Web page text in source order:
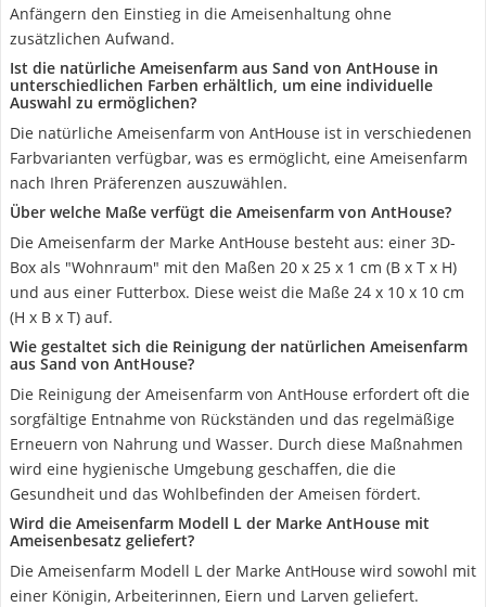
Anfängern den Einstieg in die Ameisenhaltung ohne
zusätzlichen Aufwand.
Ist die natürliche Ameisenfarm aus Sand von AntHouse in
unterschiedlichen Farben erhältlich, um eine individuelle
Auswahl zu ermöglichen?
Die natürliche Ameisenfarm von AntHouse ist in verschiedenen
Farbvarianten verfügbar, was es ermöglicht, eine Ameisenfarm
nach Ihren Präferenzen auszuwählen.
Über welche Maße verfügt die Ameisenfarm von AntHouse?
Die Ameisenfarm der Marke AntHouse besteht aus: einer 3D-
Box als "Wohnraum" mit den Maßen 20 x 25 x 1 cm (B x T x H)
und aus einer Futterbox. Diese weist die Maße 24 x 10 x 10 cm
(H x B x T) auf.
Wie gestaltet sich die Reinigung der natürlichen Ameisenfarm
aus Sand von AntHouse?
Die Reinigung der Ameisenfarm von AntHouse erfordert oft die
sorgfältige Entnahme von Rückständen und das regelmäßige
Erneuern von Nahrung und Wasser. Durch diese Maßnahmen
wird eine hygienische Umgebung geschaffen, die die
Gesundheit und das Wohlbefinden der Ameisen fördert.
Wird die Ameisenfarm Modell L der Marke AntHouse mit
Ameisenbesatz geliefert?
Die Ameisenfarm Modell L der Marke AntHouse wird sowohl mit
einer Königin, Arbeiterinnen, Eiern und Larven geliefert.